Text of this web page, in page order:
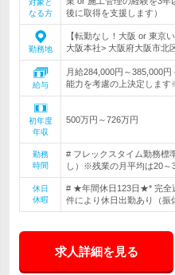
対象と
なる方
後に取得を支援します）
勤務地
【転勤なし！大阪 or 東京
大阪本社> 大阪府大阪市北
給与
月給284,000円～385,000
能力を考慮の上決定しま
初年度
年収
500万円～726万円
勤務
時間
# フレックスタイム勤務標
し）※残業の月平均は20～
休日
休暇
# ★年間休日123日★* 完全
件により休日出勤あり（振
求人詳細を見る